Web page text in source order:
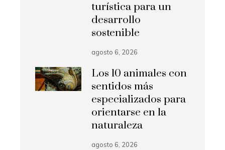
turística para un
desarrollo
sostenible
agosto 6, 2026
Los 10 animales con
sentidos más
especializados para
orientarse en la
naturaleza
agosto 6, 2026